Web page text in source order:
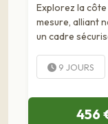
Explorez la
mesure, alliant
un cadre
méconnus de
cyclo-voyage en
9 JOURS
456